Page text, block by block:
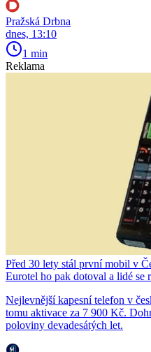
Pražská Drbna
dnes, 13:10
1 min
Reklama
Před 30 lety stál první mobil v
Eurotel ho pak dotoval a lidé se
Nejlevnější kapesní telefon v
tomu aktivace za 7 900 Kč.
poloviny devadesátých let.